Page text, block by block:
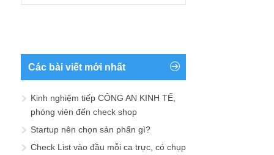
Các bài viết mới nhất
Kinh nghiệm tiếp CÔNG AN KINH TẾ,
phóng viên đến check shop
Startup nên chọn sản phẩn gì?
Check List vào đầu mỗi ca trực, có chụp